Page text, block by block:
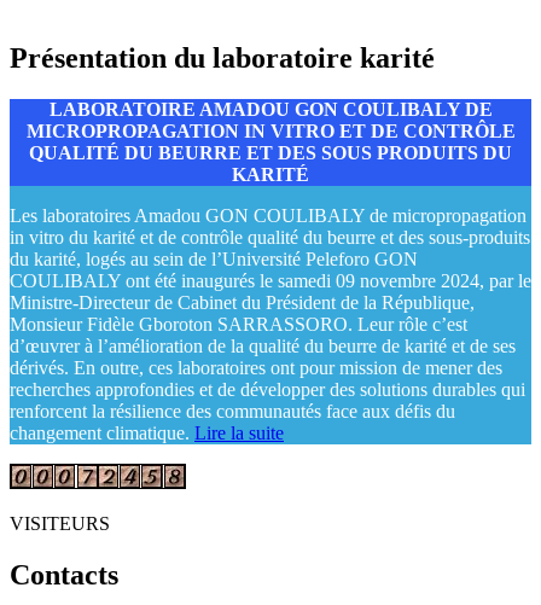
Présentation du laboratoire karité
LABORATOIRE AMADOU GON COULIBALY DE
MICROPROPAGATION IN VITRO ET DE CONTRÔLE
QUALITÉ DU BEURRE ET DES SOUS PRODUITS DU
KARITÉ
Les laboratoires Amadou GON COULIBALY de micropropagation
in vitro du karité et de contrôle qualité du beurre et des sous-produits
du karité, logés au sein de l’Université Peleforo GON
COULIBALY ont été inaugurés le samedi 09 novembre 2024, par le
Ministre-Directeur de Cabinet du Président de la République,
Monsieur Fidèle Gboroton SARRASSORO. Leur rôle c’est
d’œuvrer à l’amélioration de la qualité du beurre de karité et de ses
dérivés. En outre, ces laboratoires ont pour mission de mener des
recherches approfondies et de développer des solutions durables qui
renforcent la résilience des communautés face aux défis du
changement climatique. Lire la suite
VISITEURS
Contacts